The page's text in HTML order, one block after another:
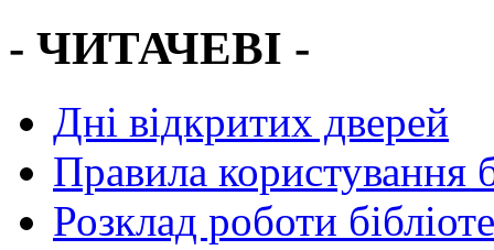
- ЧИТАЧЕВІ -
Дні відкритих дверей
Правила користування
Розклад роботи